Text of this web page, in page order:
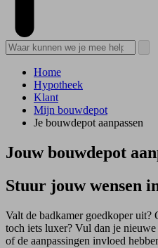
Home
Hypotheek
Klant
Mijn bouwdepot
Je bouwdepot aanpassen
Jouw bouwdepot
Stuur jouw wensen
Valt de badkamer goedkoper
toch iets luxer? Vul dan je
of de aanpassingen invloed